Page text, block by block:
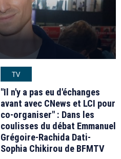
TV
"Il n'y a pas eu d'échanges
avant avec CNews et LCI pour
co-organiser" : Dans les
coulisses du débat Emmanuel
Grégoire-Rachida Dati-
Sophia Chikirou de BFMTV